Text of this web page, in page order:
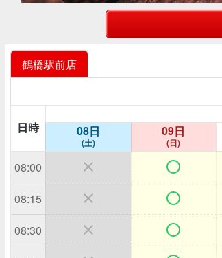
鶴橋駅前店
日時 08日
(土)
09日
(日)
08:00  
08:15  
08:30  